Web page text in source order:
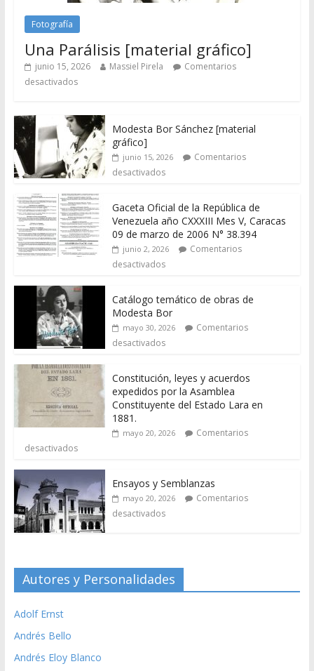
Fotografía
Una Parálisis [material gráfico]
junio 15, 2026 Massiel Pirela
Comentarios
desactivados
Modesta Bor Sánchez [material
gráfico]
junio 15, 2026
Comentarios
desactivados
Gaceta Oficial de la República de
Venezuela año CXXXIII Mes V, Caracas
09 de marzo de 2006 N° 38.394
junio 2, 2026
Comentarios
desactivados
Catálogo temático de obras de
Modesta Bor
mayo 30, 2026
Comentarios
desactivados
Constitución, leyes y acuerdos
expedidos por la Asamblea
Constituyente del Estado Lara en
1881.
mayo 20, 2026
Comentarios
desactivados
Ensayos y Semblanzas
mayo 20, 2026
Comentarios
desactivados
Autores y Personalidades
Adolf Ernst
Andrés Bello
Andrés Eloy Blanco